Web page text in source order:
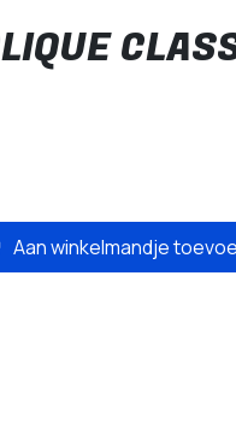
Aan winkelmandje